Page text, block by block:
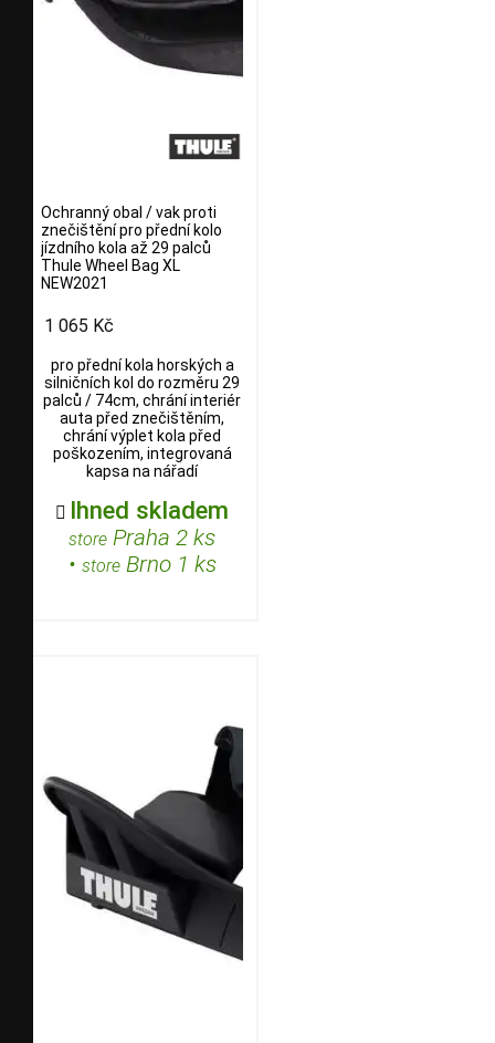
Ochranný obal / vak proti
znečištění pro přední kolo
jízdního kola až 29 palců
Thule Wheel Bag XL
NEW2021
1 065 Kč
pro přední kola horských a
silničních kol do rozměru 29
palců / 74cm, chrání interiér
auta před znečištěním,
chrání výplet kola před
poškozením, integrovaná
kapsa na nářadí
 Ihned skladem
store Praha 2 ks
• storeBrno 1 ks